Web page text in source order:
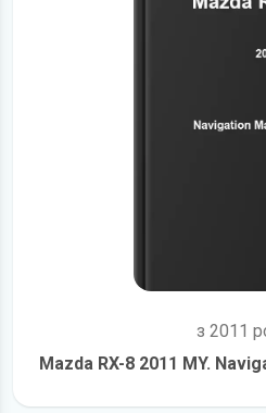
з 2011
Mazda RX-8 2011 MY.